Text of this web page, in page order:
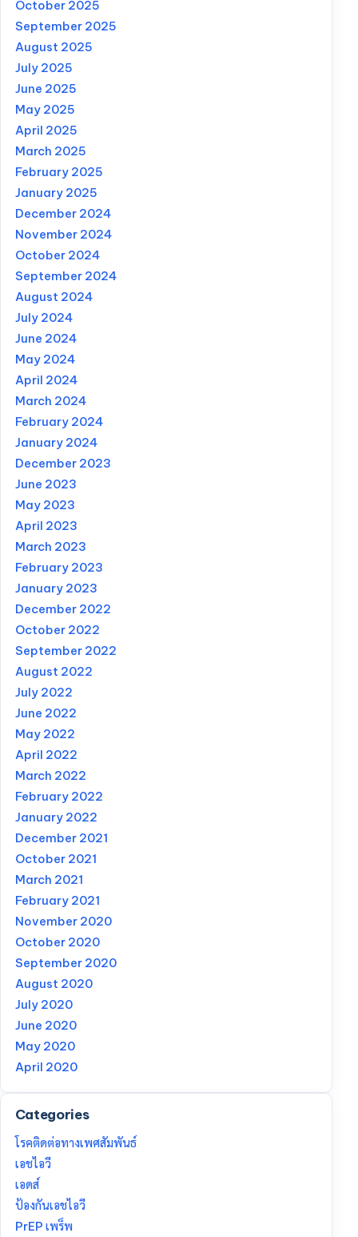
October 2025
September 2025
August 2025
July 2025
June 2025
May 2025
April 2025
March 2025
February 2025
January 2025
December 2024
November 2024
October 2024
September 2024
August 2024
July 2024
June 2024
May 2024
April 2024
March 2024
February 2024
January 2024
December 2023
June 2023
May 2023
April 2023
March 2023
February 2023
January 2023
December 2022
October 2022
September 2022
August 2022
July 2022
June 2022
May 2022
April 2022
March 2022
February 2022
January 2022
December 2021
October 2021
March 2021
February 2021
November 2020
October 2020
September 2020
August 2020
July 2020
June 2020
May 2020
April 2020
Categories
โรคติดต่อทางเพศสัมพันธ์
เอชไอวี
เอดส์
ป้องกันเอชไอวี
PrEP เพร็พ